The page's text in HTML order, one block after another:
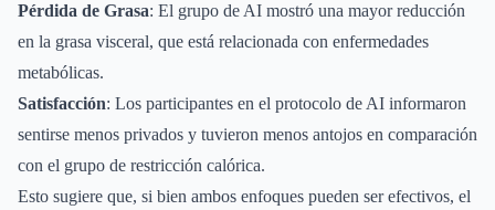
Pérdida de Grasa: El grupo de AI mostró una mayor reducción
en la grasa visceral, que está relacionada con enfermedades
metabólicas.
Satisfacción: Los participantes en el protocolo de AI informaron
sentirse menos privados y tuvieron menos antojos en comparación
con el grupo de restricción calórica.
Esto sugiere que, si bien ambos enfoques pueden ser efectivos, el